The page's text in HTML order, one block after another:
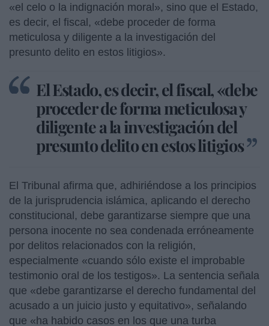
«el celo o la indignación moral», sino que el Estado,
es decir, el fiscal, «debe proceder de forma
meticulosa y diligente a la investigación del
presunto delito en estos litigios».
El Estado, es decir, el fiscal, «debe
proceder de forma meticulosa y
diligente a la investigación del
presunto delito en estos litigios
El Tribunal afirma que, adhiriéndose a los principios
de la jurisprudencia islámica, aplicando el derecho
constitucional, debe garantizarse siempre que una
persona inocente no sea condenada erróneamente
por delitos relacionados con la religión,
especialmente «cuando sólo existe el improbable
testimonio oral de los testigos». La sentencia señala
que «debe garantizarse el derecho fundamental del
acusado a un juicio justo y equitativo», señalando
que «ha habido casos en los que una turba